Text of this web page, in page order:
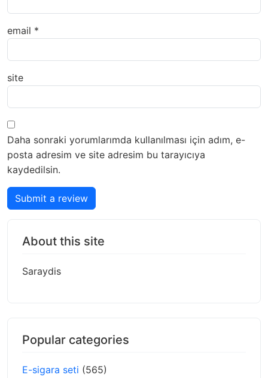
email *
site
Daha sonraki yorumlarımda kullanılması için adım, e-
posta adresim ve site adresim bu tarayıcıya
kaydedilsin.
Submit a review
About this site
Saraydis
Popular categories
E-sigara seti (565)